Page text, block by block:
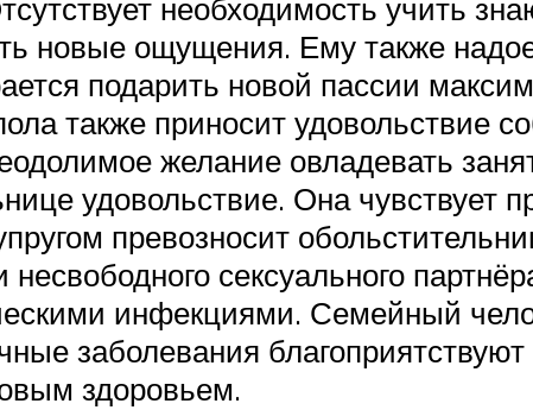
необходимость учить
новые ощущения. Ему также
подарить новой пассии
также приносит удовольствие
желание овладевать
удовольствие. Она чувствует
превозносит
сексуального
инфекциями. Семейный
заболевания
здоровьем.